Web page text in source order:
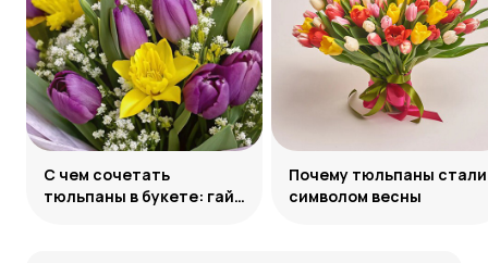
С чем сочетать
тюльпаны в букете: гайд
Почему тюльпаны стали
символом весны